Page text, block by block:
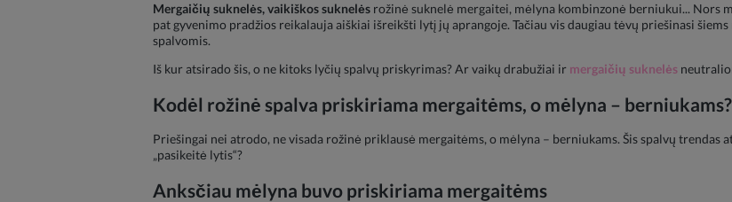
Mergaičių suknelės,vaikiškos suknelės rožinė suknelė mergaitei, mėlyna kombinzonė berniukui... Nors
pat gyvenimo pradžios reikalauja aiškiai išreikšti lytį jų aprangoje. Tačiau vis daugiau tėvų priešinasi
spalvomis.
Iš kur atsirado šis, o ne kitoks lyčių spalvų priskyrimas? Ar vaikų drabužiai ir mergaičių suknelės
Kodėl rožinė spalva priskiriama mergaitėms, o mėlyna – berniukams?
Priešingai nei atrodo, ne visada rožinė priklausė mergaitėms, o mėlyna – berniukams. Šis spalvų trendas
„pasikeitė lytis“?
Anksčiau mėlyna buvo priskiriama mergaitėms